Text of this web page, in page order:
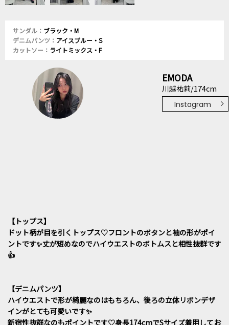
サンダル： ブラック・M
デニムパンツ： アイスブルー・S
カットソー： ライトミックス・F
EMODA
川越祐莉/174cm
Instagram
【トップス】
ドット柄が目を引くトップス♡フロントのボタンと袖の形がポイ
ントです✨丈が短めなのでハイウエストのボトムスと相性抜群です
👍
【デニムパンツ】
ハイウエストで形が綺麗なのはもちろん、後ろの立体リボンデザ
インがとても可愛いです✨
新宿性抜群なのもポイントです♡身長174cmでSサイズ着用してお